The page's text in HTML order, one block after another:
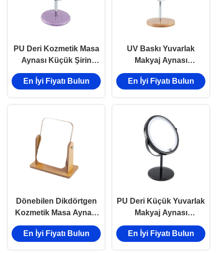
PU Deri Kozmetik Masa
Aynası Küçük Şirin
Kompakt Ayna
Kabartma Logosu
En İyi Fiyatı Bulun
UV Baskı Yuvarlak
Makyaj Aynası
Dönebilen İki Taraflı
Ayna Cam Lazer Gravür
En İyi Fiyatı Bulun
Dönebilen Dikdörtgen
Kozmetik Masa Aynası
Kayın Ahşap Masaüstü
Ayna 9 X 24cm
En İyi Fiyatı Bulun
PU Deri Küçük Yuvarlak
Makyaj Aynası
Dönebilen Yuvarlak
Kozmetik Ayna
En İyi Fiyatı Bulun